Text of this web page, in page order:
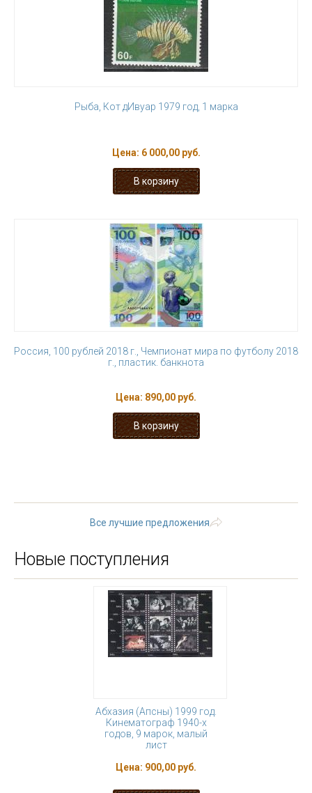
Рыба, Кот дИвуар 1979 год, 1 марка
Цена: 6 000,00 руб.
Россия, 100 рублей 2018 г., Чемпионат мира по футболу 2018
г., пластик. банкнота
Цена: 890,00 руб.
Все лучшие предложения
Новые поступления
Абхазия (Апсны) 1999 год.
Кинематограф 1940-х
годов, 9 марок, малый
лист
Цена: 900,00 руб.